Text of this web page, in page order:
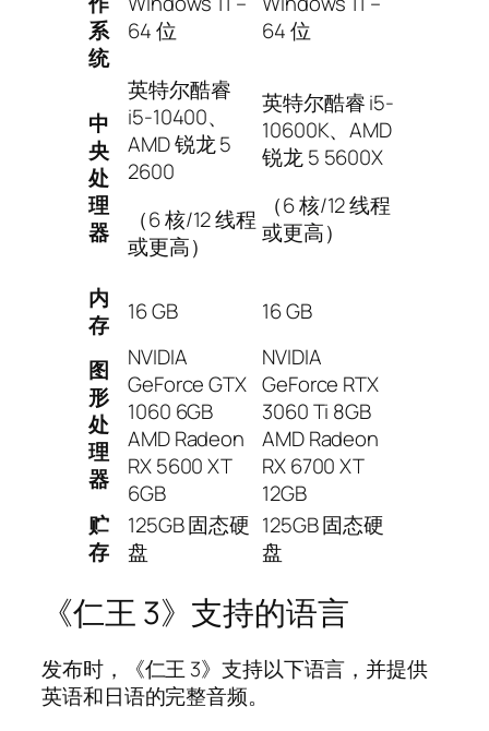
系
统
64 位
64 位
中
央
处
理
器
英特尔酷睿
i5-10400、
AMD 锐龙 5
2600
（6 核/12 线程
或更高）
英特尔酷睿 i5-
10600K、AMD
锐龙 5 5600X
（6 核/12 线程
或更高）
内
存
16 GB 16 GB
图
形
处
理
器
NVIDIA
GeForce GTX
1060 6GB
AMD Radeon
RX 5600 XT
6GB
NVIDIA
GeForce RTX
3060 Ti 8GB
AMD Radeon
RX 6700 XT
12GB
贮
存
125GB 固态硬
盘
125GB 固态硬
盘
《仁王 3》支持的语言
发布时，《仁王 3》支持以下语言，并提供
英语和日语的完整音频。